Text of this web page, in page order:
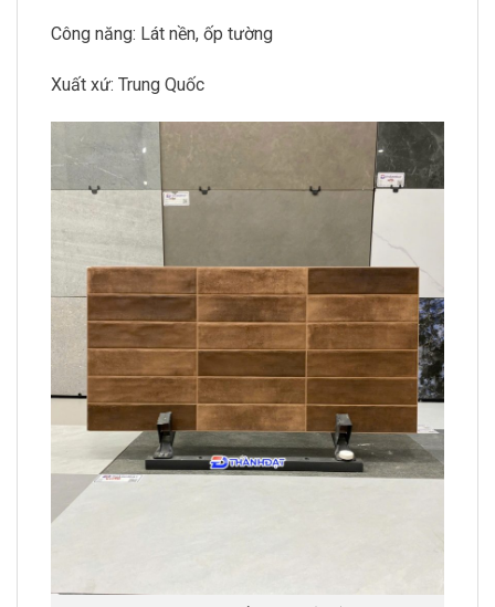
Công năng: Lát nền, ốp tường
Xuất xứ: Trung Quốc